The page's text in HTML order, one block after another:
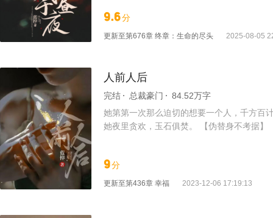
9.6分
更新至第676章 终章：生命的尽头 2025-08-05
人前人后
完结 总裁豪门
84.52万字
她第第一次那么迫切的想要一个人，千方百
她夜里贪欢，玉石俱焚。 【伪替身不考据】
9分
更新至第436章 幸福 2023-12-06 17:19:13